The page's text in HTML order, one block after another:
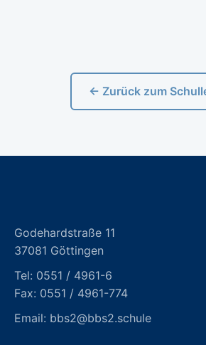
← Zurück zum
Godehardstraße 11
37081 Göttingen
Tel: 0551 / 4961-6
Fax: 0551 / 4961-774
Email: bbs2@bbs2.schule